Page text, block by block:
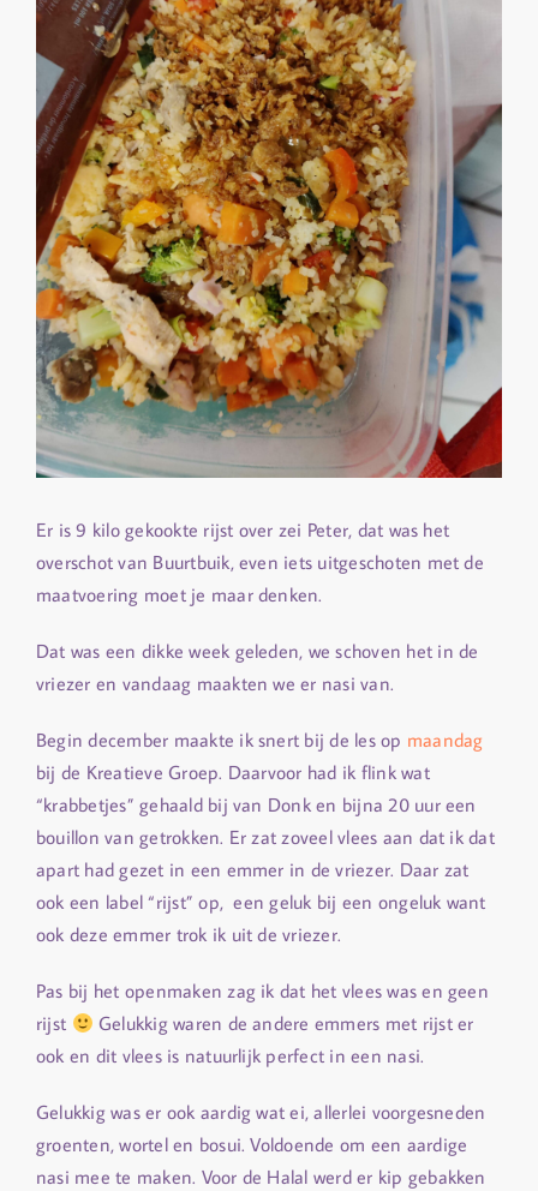
Er is 9 kilo gekookte rijst over zei Peter, dat was het
overschot van Buurtbuik, even iets uitgeschoten met de
maatvoering moet je maar denken.
Dat was een dikke week geleden, we schoven het in de
vriezer en vandaag maakten we er nasi van.
Begin december maakte ik snert bij de les op maandag
bij de Kreatieve Groep. Daarvoor had ik flink wat
“krabbetjes” gehaald bij van Donk en bijna 20 uur een
bouillon van getrokken. Er zat zoveel vlees aan dat ik dat
apart had gezet in een emmer in de vriezer. Daar zat
ook een label “rijst” op, een geluk bij een ongeluk want
ook deze emmer trok ik uit de vriezer.
Pas bij het openmaken zag ik dat het vlees was en geen
rijst
Gelukkig waren de andere emmers met rijst er
ook en dit vlees is natuurlijk perfect in een nasi.
Gelukkig was er ook aardig wat ei, allerlei voorgesneden
groenten, wortel en bosui. Voldoende om een aardige
nasi mee te maken. Voor de Halal werd er kip gebakken